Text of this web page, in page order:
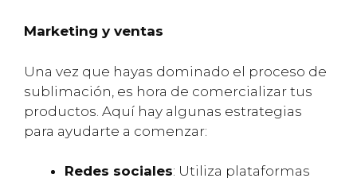
Marketing y ventas
Una vez que hayas dominado el proceso de
sublimación, es hora de comercializar tus
productos. Aquí hay algunas estrategias
para ayudarte a comenzar:
Redes sociales: Utiliza plataformas